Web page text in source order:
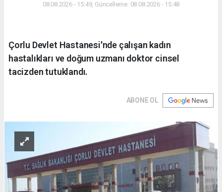
08.08.2026 - 15:49, Güncelleme: 08.08.2026 - 15:48
Çorlu Devlet Hastanesi'nde çalışan kadın
hastalıkları ve doğum uzmanı doktor cinsel
tacizden tutuklandı.
ABONE OL